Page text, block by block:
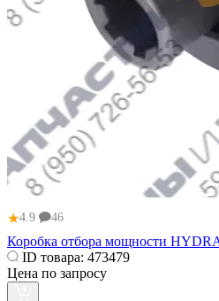
★4.9 46
Коробка отбора мощности
ID товара: 473479
Цена по запросу